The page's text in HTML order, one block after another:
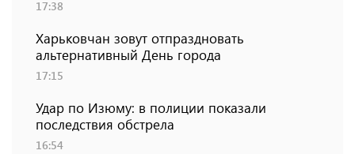
17:38
Харьковчан зовут отпраздновать
альтернативный День города
17:15
Удар по Изюму: в полиции показали
последствия обстрела
16:54